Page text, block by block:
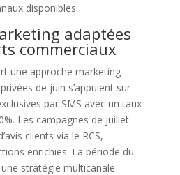
disponibles.
adaptées
commerciaux
une approche marketing
de juin s’appuient sur
par SMS avec un taux
Les campagnes de juillet
clients via le RCS,
enrichies. La période du
stratégie multicanale